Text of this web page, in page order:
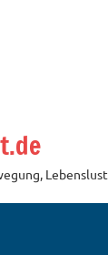
Lebenslust